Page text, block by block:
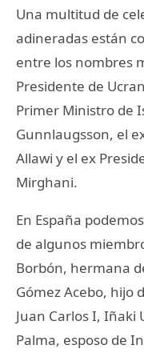
Una multitud de
adineradas están
entre los nombres
Presidente de
Primer Ministro de
Gunnlaugsson, el
Allawi y el ex
Mirghani.
En España
de algunos
Borbón, hermana
Gómez Acebo, hijo
Juan Carlos I,
Palma, esposo de